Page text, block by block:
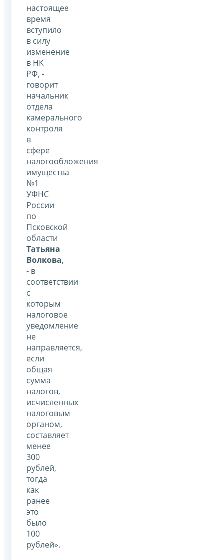
настоящее
время
вступило
в силу
изменение
в НК
РФ, -
говорит
начальник
отдела
камерального
контроля
в
сфере
налогообложения
имущества
№1
УФНС
России
по
Псковской
области
Татьяна
Волкова,
- в
соответствии
с
которым
налоговое
уведомление
не
направляется,
если
общая
сумма
налогов,
исчисленных
налоговым
органом,
составляет
менее
300
рублей,
тогда
как
ранее
это
было
100
рублей».